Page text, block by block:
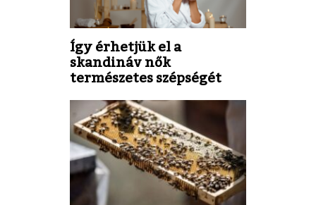
Így érhetjük el a
skandináv nők
természetes szépségét